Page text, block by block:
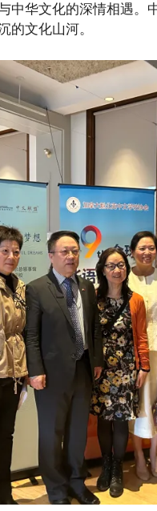
中华文化的深情相遇。
的文化山河。